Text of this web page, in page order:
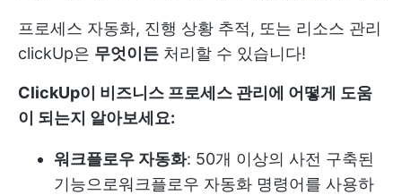
프로세스 자동화, 진행 상황 추적, 또는 리소스 관리
clickUp은 무엇이든 처리할 수 있습니다!
ClickUp이 비즈니스 프로세스 관리에 어떻게 도움
이 되는지 알아보세요:
워크플로우 자동화: 50개 이상의 사전 구축된
기능으로워크플로우 자동화 명령어를 사용하